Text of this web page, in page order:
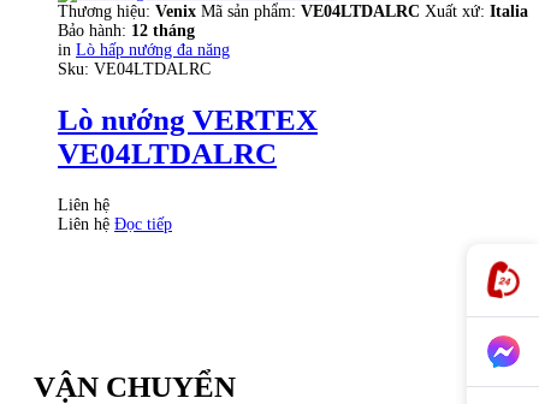
Thương hiệu: Venix Mã sản phẩm: VE04LTDALRC Xuất xứ: Italia
Bảo hành: 12 tháng
in Lò hấp nướng đa năng
Sku: VE04LTDALRC
Lò nướng VERTEX
VE04LTDALRC
Liên hệ
Liên hệ Đọc tiếp
VẬN CHUYỂN